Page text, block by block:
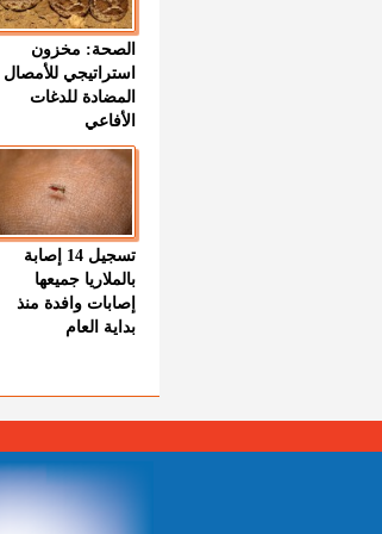
الصحة: مخزون
استراتيجي للأمصال
المضادة للدغات
الأفاعي
تسجيل 14 إصابة
بالملاريا جميعها
إصابات وافدة منذ
بداية العام